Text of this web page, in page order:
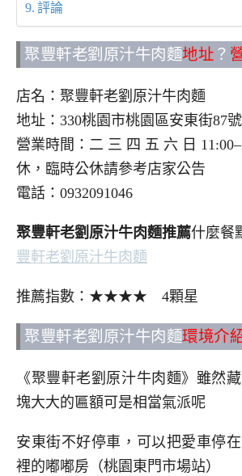
評論
聚豐軒老劉原汁牛肉麵地址 ？
店名：聚豐軒老劉原汁牛肉麵
地址：330桃園市桃園區安東街87號
營業時間：二 三 四 五 六 日
休，臨時公休請參考店家公告
電話：0932091046
聚豐軒老劉原汁牛肉麵推薦什麼餐
豐軒老劉原汁牛肉麵
推薦指數：★★★★ 4顆星
聚豐軒老劉原汁牛肉麵環境介
《聚豐軒老劉原汁牛肉麵》雖然
塊大大的匾額可是相當氣派呢
安東街不好停車，可以把愛車停
裡的嘟嘟房（桃園東門市場站）